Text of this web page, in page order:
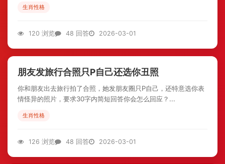
生肖性格
120 浏览 48 回答 2026-03-01
朋友发旅行合照只P自己还选你丑照
你和朋友出去旅行拍了合照，她发朋友圈只P自己，还特意选你表
情怪异的照片，要求30字内简短回答你会怎么回应？...
生肖性格
126 浏览 48 回答 2026-03-01